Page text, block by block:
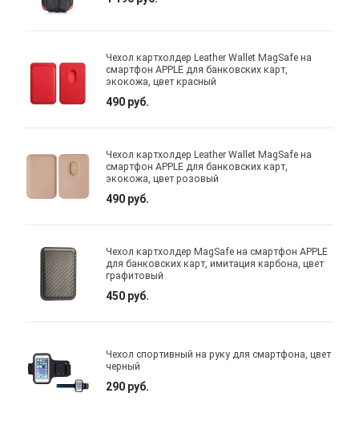
Чехол картхолдер Leather Wallet MagSafe на
смартфон APPLE для банковских карт,
экокожа, цвет красный
490 руб.
Чехол картхолдер Leather Wallet MagSafe на
смартфон APPLE для банковских карт,
экокожа, цвет розовый
490 руб.
Чехол картхолдер MagSafe на смартфон APPLE
для банковских карт, имитация карбона, цвет
графитовый
450 руб.
Чехол спортивный на руку для смартфона, цвет
черный
290 руб.